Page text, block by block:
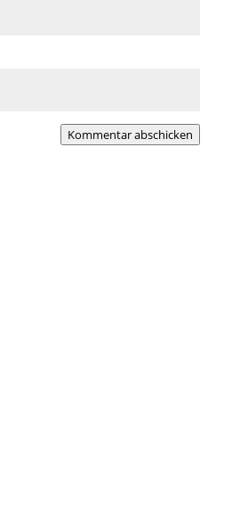
Kommentar abschicken